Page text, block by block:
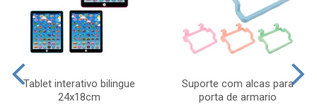
Tablet interativo bilingue
24x18cm
Suporte com alcas para
porta de armario